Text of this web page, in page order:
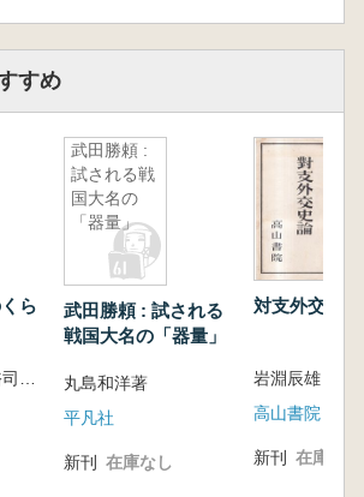
すめ
ら
棚橋正博, 村田裕司 編著
武田勝頼 :
試される戦
国大名の
「器量」
武田勝頼 : 試される
戦国大名の「器量」
丸島和洋著
平凡社
新刊 在庫なし
対支外交史論
岩淵辰雄 著
高山書院
新刊 在庫なし